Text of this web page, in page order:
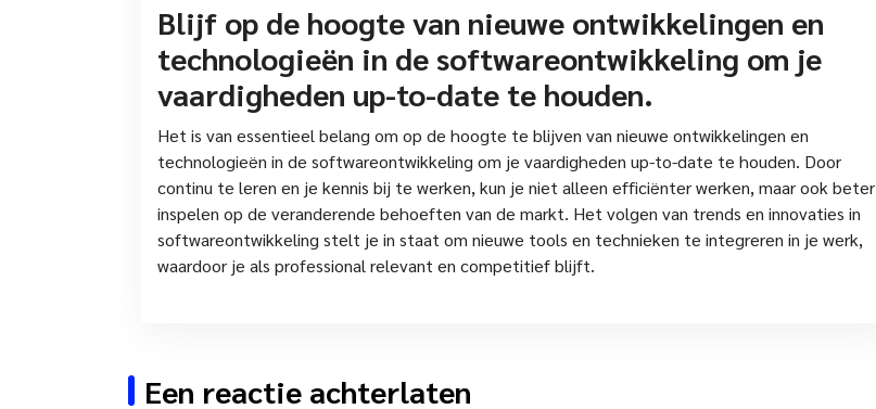
Blijf op de hoogte van nieuwe ontwikkelingen en
technologieën in de softwareontwikkeling om je
vaardigheden up-to-date te houden.
Het is van essentieel belang om op de hoogte te blijven van nieuwe ontwikkelingen en
technologieën in de softwareontwikkeling om je vaardigheden up-to-date te houden. Door
continu te leren en je kennis bij te werken, kun je niet alleen efficiënter werken, maar ook beter
inspelen op de veranderende behoeften van de markt. Het volgen van trends en innovaties in
softwareontwikkeling stelt je in staat om nieuwe tools en technieken te integreren in je werk,
waardoor je als professional relevant en competitief blijft.
Een reactie achterlaten